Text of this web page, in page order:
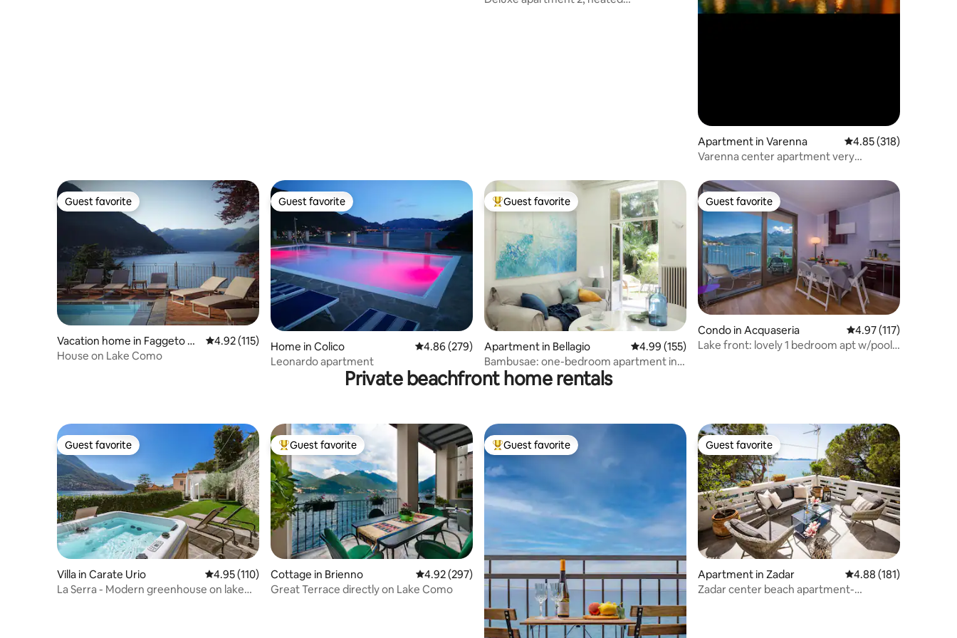
Apartment in Varenna 4.85 out of 5 average
4.85 (318)
Varenna center apartment very
Guest favorite
Guest favorite
Vacation home in Faggeto La
rio
4.92 out of 5 average rating, 115 reviews
4.92 (115)
House on Lake Como
Guest favorite
Guest favorite
Home in Colico 4.86 out of 5 average rating, 279 reviews
4.86 (279)
Leonardo apartment
Top guest favorite
Guest favorite
Apartment in Bellagio 4.99 out of 5 average rating, 155 reviews
4.99 (155)
Bambusae: one-bedroom apartment in
lakeside villa
Guest favorite
Guest favorite
Condo in Acquaseria 4.97 out of 5 average
4.97 (117)
Lake front: lovely 1 bedroom apt w/pool
Private beachfront home rentals
Guest favorite
Guest favorite
Villa in Carate Urio 4.95 out of 5 average rating, 110 reviews
4.95 (110)
La Serra - Modern greenhouse on lake
Top guest favorite
Guest favorite
Cottage in Brienno 4.92 out of 5 average rating, 297 reviews
4.92 (297)
Great Terrace directly on Lake Como
Top guest favorite
Guest favorite Guest favorite
Guest favorite
Apartment in Zadar 4.88 out of 5 average
4.88 (181)
Zadar center beach apartment-